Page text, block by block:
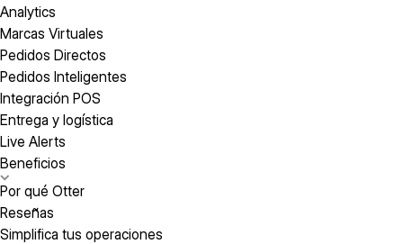
Analytics
Marcas Virtuales
Pedidos Directos
Pedidos Inteligentes
Integración POS
Entrega y logística
Live Alerts
Beneficios
Por qué Otter
Reseñas
Simplifica tus operaciones